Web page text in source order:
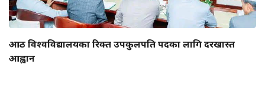
आठ विश्वविद्यालयका रिक्त उपकुलपति पदका लागि दरखास्त
आह्वान